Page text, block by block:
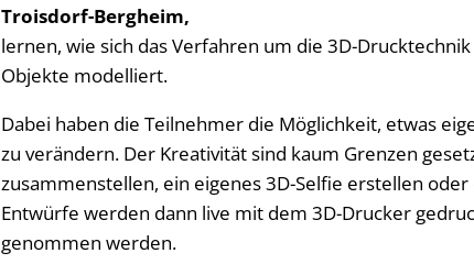
Troisdorf-Bergheim,
lernen, wie sich das Verfahren um die 3D-
Objekte modelliert.
Dabei haben die Teilnehmer die Möglichkeit, etwas
zu verändern. Der Kreativität sind kaum Grenzen
zusammenstellen, ein eigenes 3D-Selfie erstellen
Entwürfe werden dann live mit dem 3D-Drucker
genommen werden.